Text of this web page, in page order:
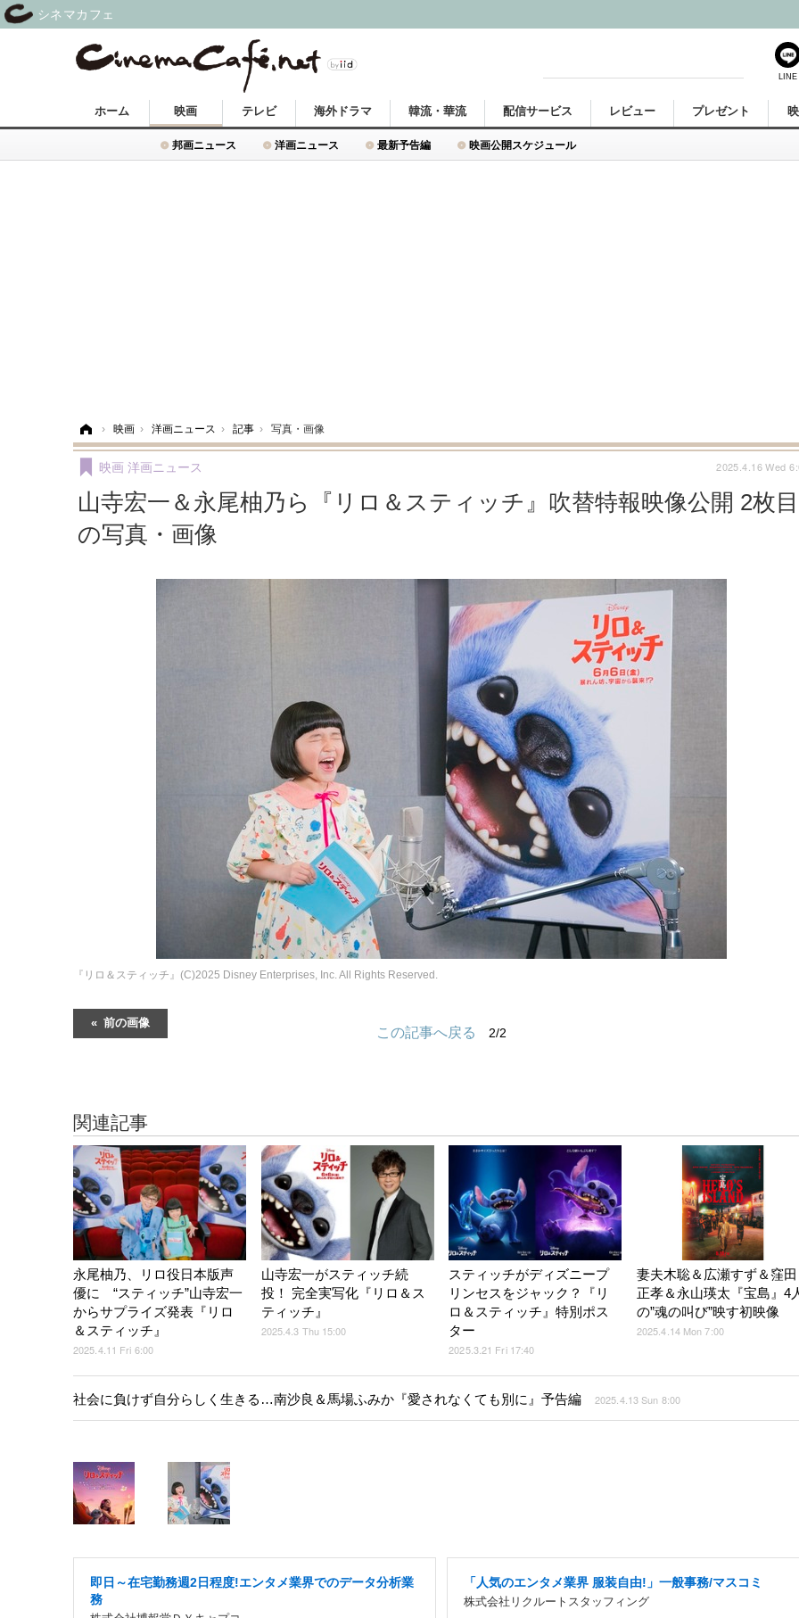
ホーム 映画
邦画ニュース 洋画ニュース 最新予告編 映画公開スケジュール
テレビ 海外ドラマ 韓流・華流 配信サービス レビュー プレゼント
› 映画 › 洋画ニュース › 記事 › 写真・画像
山寺宏一＆永尾柚乃ら『リロ＆スティッチ』吹替特報映像公開 2枚目
の写真・画像
映画 洋画ニュース 2025.4.16 Wed
『リロ＆スティッチ』(C)2025 Disney Enterprises, Inc. All Rights Reserved.
前の画像
この記事へ戻る 2/2
関連記事
永尾柚乃、リロ役日本版声
優に “スティッチ”山寺宏一
からサプライズ発表『リロ
＆スティッチ』
2025.4.11 Fri 6:00
山寺宏一がスティッチ続
投！ 完全実写化『リロ＆ス
ティッチ』
2025.4.3 Thu 15:00
スティッチがディズニープ
リンセスをジャック？『リ
ロ＆スティッチ』特別ポス
ター
2025.3.21 Fri 17:40
妻夫木聡＆広瀬すず＆窪田
正孝＆永山瑛太『宝島』4
の”魂の叫び”映す初映像
2025.4.14 Mon 7:00
社会に負けず自分らしく生きる…南沙良＆馬場ふみか『愛されなくても別に』予告編 2025.4.13 Sun 8:00
即日～在宅勤務週2日程度!エンタメ業界でのデータ分析業
務
「人気のエンタメ業界 服装自由!」一般事務/マスコミ
株式会社リクルートスタッフィング
LINE
シネマカフェ